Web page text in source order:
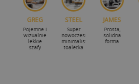
GREG
Pojemne i
wizualnie
lekkie
szafy
STEEL
Super
nowoczesna,
minimalistyczna
toaletka
JAMES
Prosta,
solidna
forma